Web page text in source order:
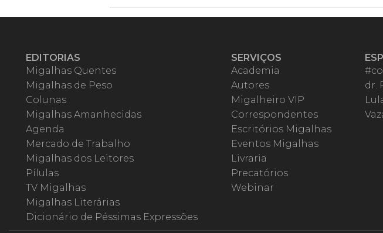
EDITORIAS
Migalhas Quentes
Migalhas de Peso
Colunas
Migalhas Amanhecidas
Agenda
Mercado de Trabalho
Migalhas dos Leitores
Pílulas
TV Migalhas
Migalhas Literárias
Dicionário de Péssimas Expressões
SERVIÇOS
Academia
Autores
Migalheiro VIP
Correspondentes
Escritórios Migalhas
Eventos Migalhas
Livraria
Precatórios
Webinar
dr.